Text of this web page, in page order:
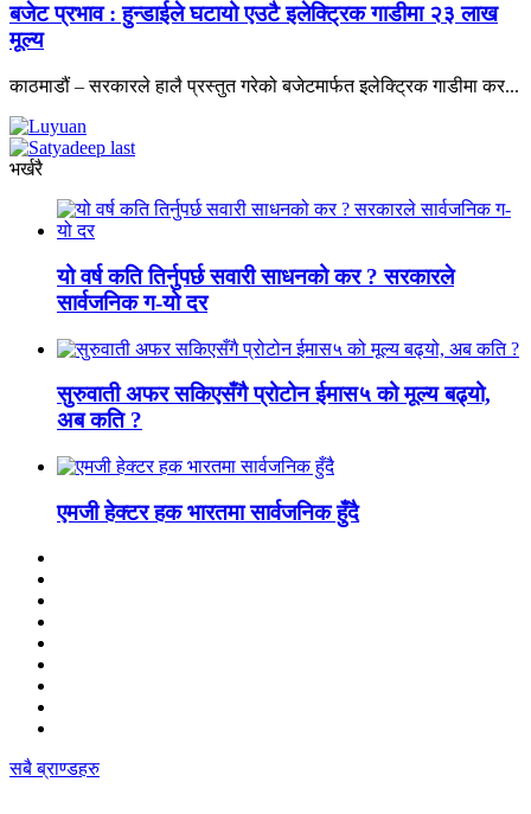
बजेट प्रभाव : हुन्डाईले घटायो एउटै इलेक्ट्रिक गाडीमा २३ लाख
मूल्य
काठमाडौं – सरकारले हालै प्रस्तुत गरेको बजेटमार्फत इलेक्ट्रिक गाडीमा कर...
भर्खरै
यो वर्ष कति तिर्नुपर्छ सवारी साधनको कर ? सरकारले
सार्वजनिक ग-यो दर
सुरुवाती अफर सकिएसँगै प्रोटोन ईमास५ को मूल्य बढ्यो,
अब कति ?
एमजी हेक्टर हक भारतमा सार्वजनिक हुँदै
सबै ब्राण्डहरु